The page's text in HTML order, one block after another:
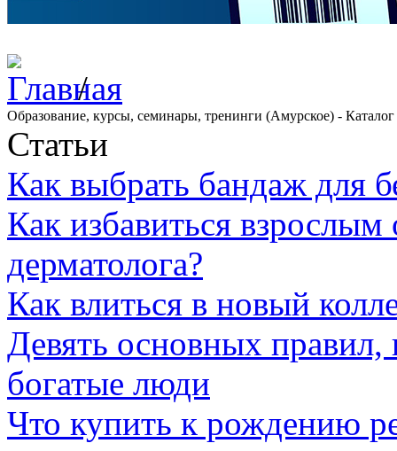
/
Образование, курсы, семинары, тренинги (Амурское) - Каталог
Статьи
Как выбрать бандаж для
Как избавиться
дерматолога?
Как влиться в новый
Девять основных
богатые люди
Что купить к рождению